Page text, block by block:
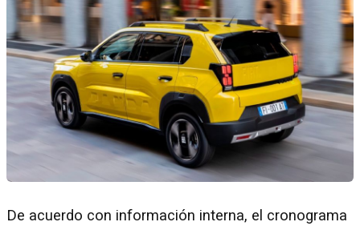
De acuerdo con información interna, el cronograma